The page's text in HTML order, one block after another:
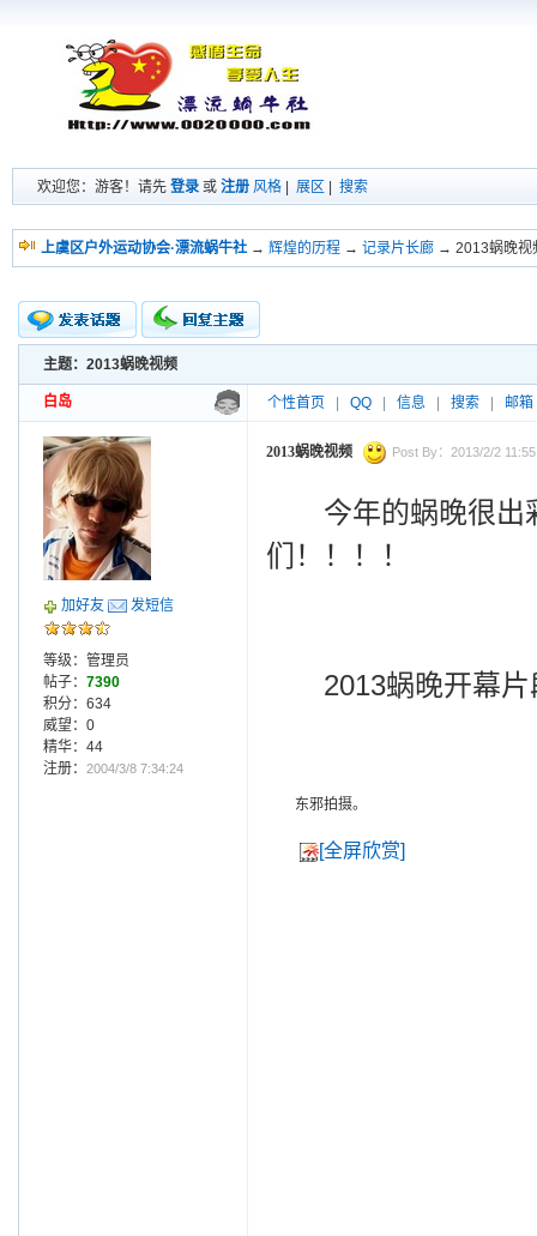
欢迎您：游客！请先 登录 或 注册 风格 展区 搜索
上虞区户外运动协会·漂流蜗牛社 → 辉煌的历程 → 记录片长廊 → 2013蜗晚视
新的主题
投票帖
小字报
主题：2013蜗晚视频
白岛 个性首页 QQ 信息 搜索 邮箱
加好友 发短信
等级：管理员
帖子： 7390
积分：634
威望：0
精华：44
注册： 2004/3/8 7:34:24
2013蜗晚视频 Post By：2013/2/2
今年的蜗晚很出
们！！！！
2013蜗晚开幕片
东邪拍摄。
[全屏欣赏]